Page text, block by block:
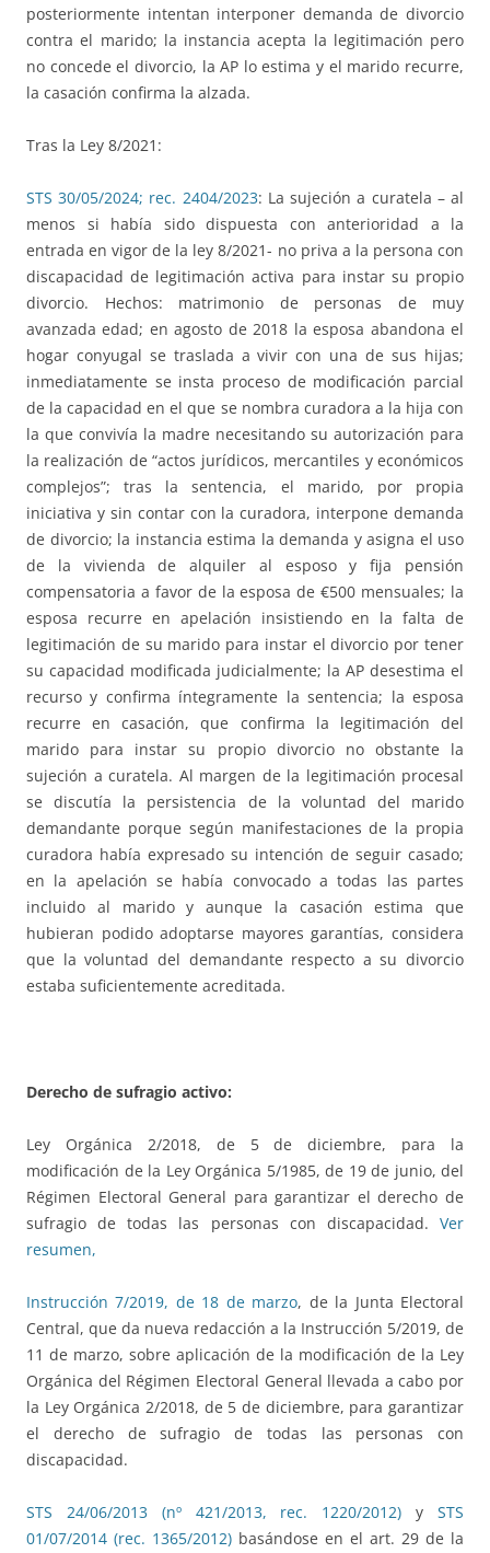
posteriormente intentan interponer demanda de divorcio
contra el marido; la instancia acepta la legitimación pero
no concede el divorcio, la AP lo estima y el marido recurre,
la casación confirma la alzada.
Tras la Ley 8/2021:
STS 30/05/2024; rec. 2404/2023: La sujeción a curatela – al
menos si había sido dispuesta con anterioridad a la
entrada en vigor de la ley 8/2021- no priva a la persona con
discapacidad de legitimación activa para instar su propio
divorcio. Hechos: matrimonio de personas de muy
avanzada edad; en agosto de 2018 la esposa abandona el
hogar conyugal se traslada a vivir con una de sus hijas;
inmediatamente se insta proceso de modificación parcial
de la capacidad en el que se nombra curadora a la hija con
la que convivía la madre necesitando su autorización para
la realización de “actos jurídicos, mercantiles y económicos
complejos”; tras la sentencia, el marido, por propia
iniciativa y sin contar con la curadora, interpone demanda
de divorcio; la instancia estima la demanda y asigna el uso
de la vivienda de alquiler al esposo y fija pensión
compensatoria a favor de la esposa de €500 mensuales; la
esposa recurre en apelación insistiendo en la falta de
legitimación de su marido para instar el divorcio por tener
su capacidad modificada judicialmente; la AP desestima el
recurso y confirma íntegramente la sentencia; la esposa
recurre en casación, que confirma la legitimación del
marido para instar su propio divorcio no obstante la
sujeción a curatela. Al margen de la legitimación procesal
se discutía la persistencia de la voluntad del marido
demandante porque según manifestaciones de la propia
curadora había expresado su intención de seguir casado;
en la apelación se había convocado a todas las partes
incluido al marido y aunque la casación estima que
hubieran podido adoptarse mayores garantías, considera
que la voluntad del demandante respecto a su divorcio
estaba suficientemente acreditada.
Derecho de sufragio activo:
Ley Orgánica 2/2018, de 5 de diciembre, para la
modificación de la Ley Orgánica 5/1985, de 19 de junio, del
Régimen Electoral General para garantizar el derecho de
sufragio de todas las personas con discapacidad. Ver
resumen,
Instrucción 7/2019, de 18 de marzo, de la Junta Electoral
Central, que da nueva redacción a la Instrucción 5/2019, de
11 de marzo, sobre aplicación de la modificación de la Ley
Orgánica del Régimen Electoral General llevada a cabo por
la Ley Orgánica 2/2018, de 5 de diciembre, para garantizar
el derecho de sufragio de todas las personas con
discapacidad.
STS 24/06/2013 (nº 421/2013, rec. 1220/2012) ySTS
01/07/2014 (rec. 1365/2012) basándose en el art. 29 de la